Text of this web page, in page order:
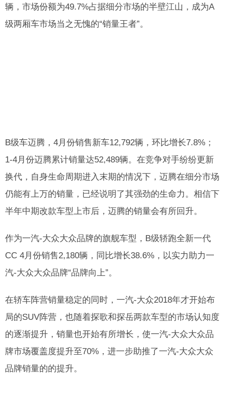
辆，市场份额为49.7%占据细分市场的半壁江山，成为A
级两厢车市场当之无愧的“销量王者”。
B级车迈腾，4月份销售新车12,792辆，环比增长7.8%；
1-4月份迈腾累计销量达52,489辆。在竞争对手纷纷更新
换代，自身生命周期进入末期的情况下，迈腾在细分市场
仍能有上万的销量，已经说明了其强劲的生命力。相信下
半年中期改款车型上市后，迈腾的销量会有所回升。
作为一汽-大众大众品牌的旗舰车型，B级轿跑全新一代
CC 4月份销售2,180辆，同比增长38.6%，以实力助力一
汽-大众大众品牌“品牌向上”。
在轿车阵营销量稳定的同时，一汽-大众2018年才开始布
局的SUV阵营，也随着探歌和探岳两款车型的市场认知度
的逐渐提升，销量也开始有所增长，使一汽-大众大众品
牌市场覆盖度提升至70%，进一步助推了一汽-大众大众
品牌销量的的提升。